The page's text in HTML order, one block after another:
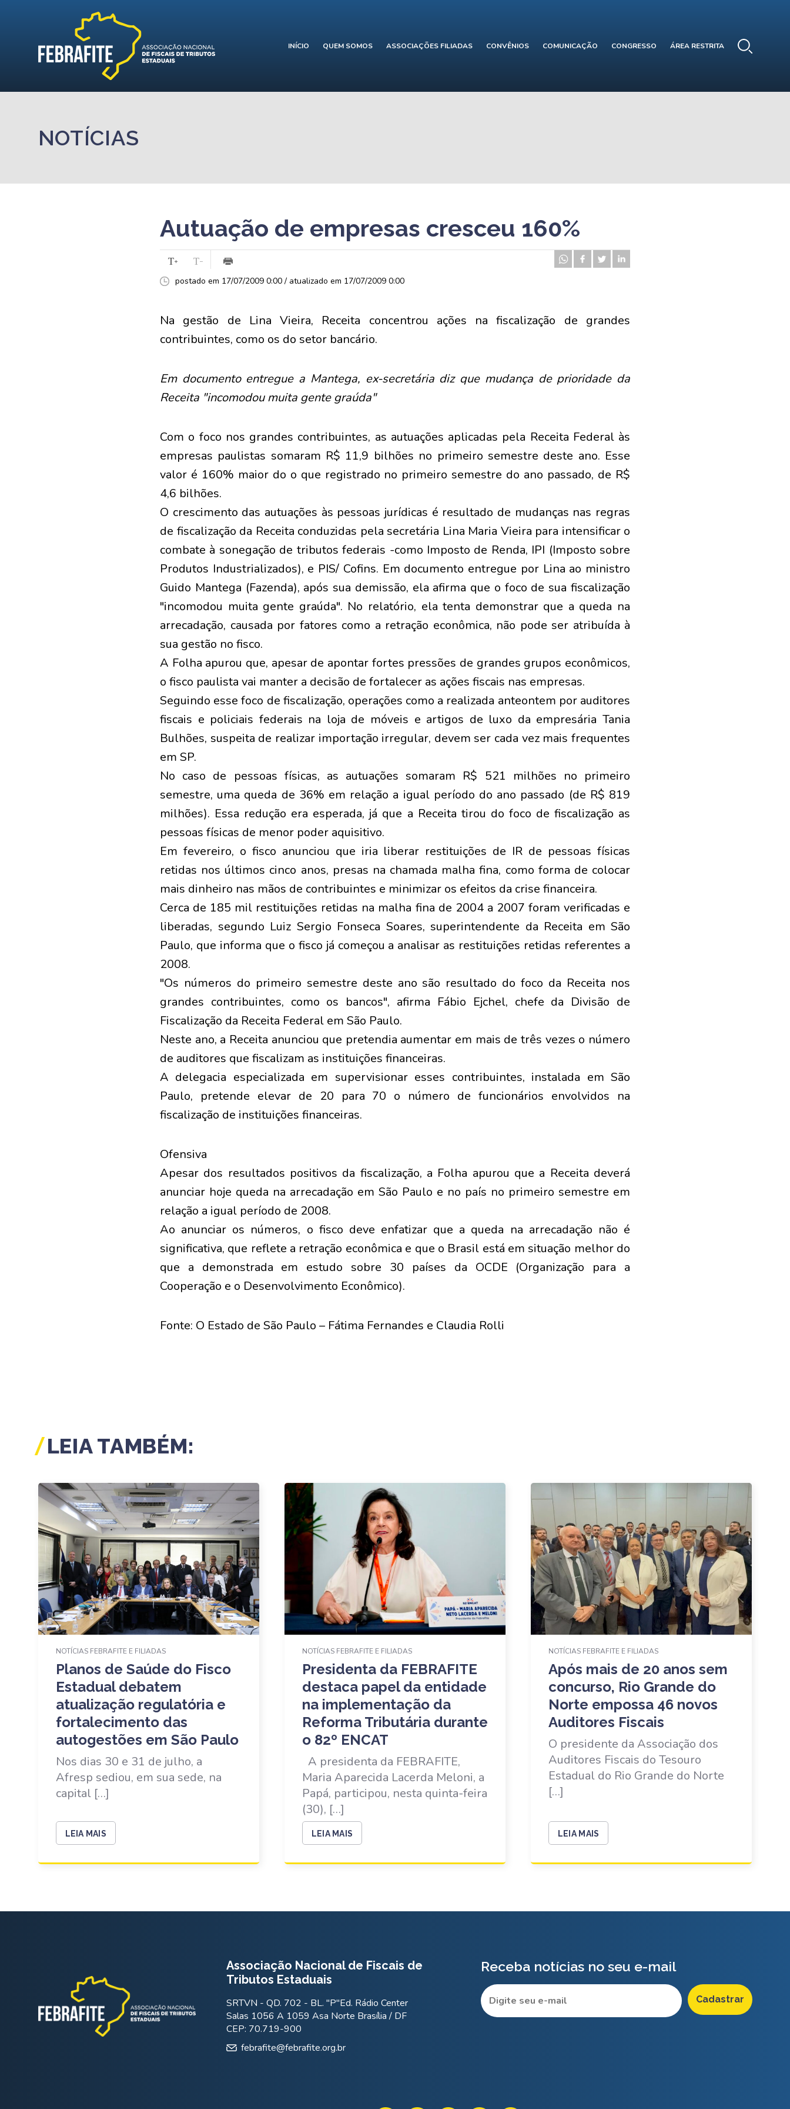
INÍCIO QUEM SOMOS ASSOCIAÇÕES FILIADAS CONVÊNIOS COMUNICAÇÃO CONGRESSO ÁREA RESTRITA
NOTÍCIAS
Autuação de empresas cresceu 160%
postado em 17/07/2009 0:00 / atualizado em 17/07/2009 0:00
Na gestão de Lina Vieira, Receita concentrou ações na fiscalização de grandes
contribuintes, como os do setor bancário.
Em documento entregue a Mantega, ex-secretária diz que mudança de prioridade da
Receita "incomodou muita gente graúda"
Com o foco nos grandes contribuintes, as autuações aplicadas pela Receita Federal às
empresas paulistas somaram R$ 11,9 bilhões no primeiro semestre deste ano. Esse
valor é 160% maior do o que registrado no primeiro semestre do ano passado, de R$
4,6 bilhões.
O crescimento das autuações às pessoas jurídicas é resultado de mudanças nas regras
de fiscalização da Receita conduzidas pela secretária Lina Maria Vieira para intensificar o
combate à sonegação de tributos federais -como Imposto de Renda, IPI (Imposto sobre
Produtos Industrializados), e PIS/ Cofins. Em documento entregue por Lina ao ministro
Guido Mantega (Fazenda), após sua demissão, ela afirma que o foco de sua fiscalização
"incomodou muita gente graúda". No relatório, ela tenta demonstrar que a queda na
arrecadação, causada por fatores como a retração econômica, não pode ser atribuída à
sua gestão no fisco.
A Folha apurou que, apesar de apontar fortes pressões de grandes grupos econômicos,
o fisco paulista vai manter a decisão de fortalecer as ações fiscais nas empresas.
Seguindo esse foco de fiscalização, operações como a realizada anteontem por auditores
fiscais e policiais federais na loja de móveis e artigos de luxo da empresária Tania
Bulhões, suspeita de realizar importação irregular, devem ser cada vez mais frequentes
em SP.
No caso de pessoas físicas, as autuações somaram R$ 521 milhões no primeiro
semestre, uma queda de 36% em relação a igual período do ano passado (de R$ 819
milhões). Essa redução era esperada, já que a Receita tirou do foco de fiscalização as
pessoas físicas de menor poder aquisitivo.
Em fevereiro, o fisco anunciou que iria liberar restituições de IR de pessoas físicas
retidas nos últimos cinco anos, presas na chamada malha fina, como forma de colocar
mais dinheiro nas mãos de contribuintes e minimizar os efeitos da crise financeira.
Cerca de 185 mil restituições retidas na malha fina de 2004 a 2007 foram verificadas e
liberadas, segundo Luiz Sergio Fonseca Soares, superintendente da Receita em São
Paulo, que informa que o fisco já começou a analisar as restituições retidas referentes a
2008.
"Os números do primeiro semestre deste ano são resultado do foco da Receita nos
grandes contribuintes, como os bancos", afirma Fábio Ejchel, chefe da Divisão de
Fiscalização da Receita Federal em São Paulo.
Neste ano, a Receita anunciou que pretendia aumentar em mais de três vezes o número
de auditores que fiscalizam as instituições financeiras.
A delegacia especializada em supervisionar esses contribuintes, instalada em São
Paulo, pretende elevar de 20 para 70 o número de funcionários envolvidos na
fiscalização de instituições financeiras.
Ofensiva
Apesar dos resultados positivos da fiscalização, a Folha apurou que a Receita deverá
anunciar hoje queda na arrecadação em São Paulo e no país no primeiro semestre em
relação a igual período de 2008.
Ao anunciar os números, o fisco deve enfatizar que a queda na arrecadação não é
significativa, que reflete a retração econômica e que o Brasil está em situação melhor do
que a demonstrada em estudo sobre 30 países da OCDE (Organização para a
Cooperação e o Desenvolvimento Econômico).
Fonte: O Estado de São Paulo – Fátima Fernandes e Claudia Rolli
LEIA TAMBÉM:
NOTÍCIAS FEBRAFITE E FILIADAS
Planos de Saúde do Fisco
Estadual debatem
atualização regulatória e
fortalecimento das
autogestões em São Paulo
Nos dias 30 e 31 de julho, a
Afresp sediou, em sua sede, na
capital […]
LEIA MAIS
NOTÍCIAS FEBRAFITE E FILIADAS
Presidenta da FEBRAFITE
destaca papel da entidade
na implementação da
Reforma Tributária durante
o 82º ENCAT
A presidenta da FEBRAFITE,
Maria Aparecida Lacerda Meloni, a
Papá, participou, nesta quinta-feira
(30), […]
LEIA MAIS
NOTÍCIAS FEBRAFITE E FILIADAS
Após mais de 20 anos sem
concurso, Rio Grande do
Norte empossa 46 novos
Auditores Fiscais
O presidente da Associação dos
Auditores Fiscais do Tesouro
Estadual do Rio Grande do Norte
[…]
LEIA MAIS
Associação Nacional de Fiscais de
Tributos Estaduais
SRTVN - QD. 702 - BL. "P"Ed. Rádio Center
Salas 1056 A 1059 Asa Norte Brasília / DF
CEP: 70.719-900
febrafite@febrafite.org.br
Receba notícias no seu e-mail